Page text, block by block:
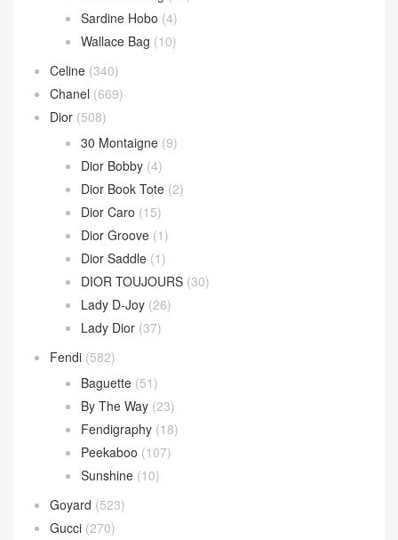
Sardine Hobo (4)
Wallace Bag (10)
Celine (340)
Chanel (669)
Dior (508)
30 Montaigne (9)
Dior Bobby (4)
Dior Book Tote (2)
Dior Caro (15)
Dior Groove (1)
Dior Saddle (1)
DIOR TOUJOURS (30)
Lady D-Joy (26)
Lady Dior (37)
Fendi (582)
Baguette (51)
By The Way (23)
Fendigraphy (18)
Peekaboo (107)
Sunshine (10)
Goyard (523)
Gucci (270)